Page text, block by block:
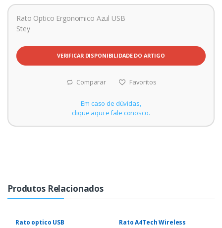
Rato Optico Ergonomico Azul USB
Stey
VERIFICAR DISPONIBILIDADE DO ARTIGO
Comparar Favoritos
Em caso de dúvidas,
clique aqui e fale conosco.
Produtos Relacionados
Rato optico USB Rato A4Tech Wireless